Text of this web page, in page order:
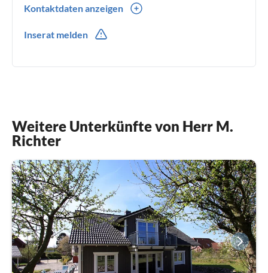
Kontaktdaten anzeigen
Inserat melden
Weitere Unterkünfte von Herr M.
Richter